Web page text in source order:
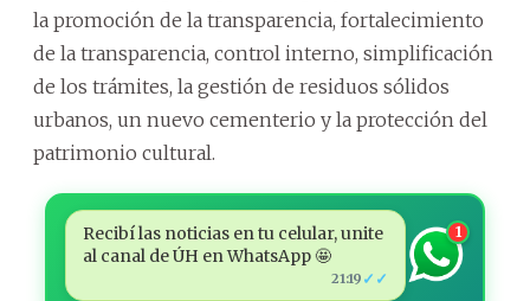
la promoción de la transparencia, fortalecimiento
de la transparencia, control interno, simplificación
de los trámites, la gestión de residuos sólidos
urbanos, un nuevo cementerio y la protección del
patrimonio cultural.
Recibí las noticias en tu celular, unite
al canal de ÚH en WhatsApp 🤩
21:19 ✓✓
1